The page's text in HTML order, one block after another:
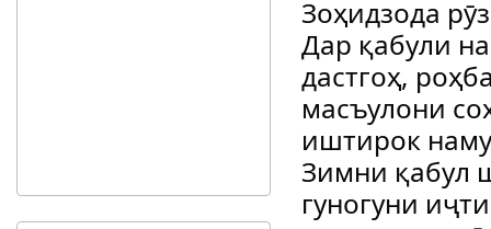
Зоҳидзода
Дар қабули
дастгоҳ,
масъулони
иштирок
Зимни қабул
гуногуни